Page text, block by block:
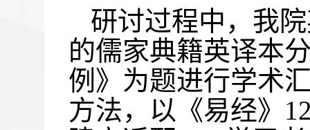
研讨过程中，我
的儒家典籍英译本
例》为题进行学术
方法，以《易经》